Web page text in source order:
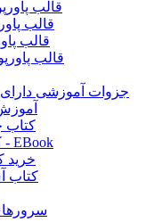
قالب
قالب
قالب
قالب
جزوات آموزشی دارای
کتاب
کتاب الکترونیک - EBook
خرید
کتاب